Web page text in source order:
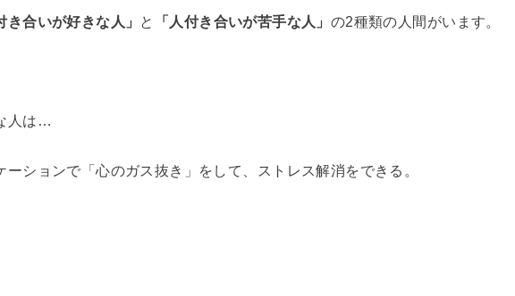
き合いが好きな人」 と 「人付き合いが苦手な人」 の2種類の人間がいます。
人は…
ーションで「心のガス抜き」をして、ストレス解消をできる。